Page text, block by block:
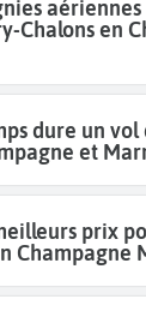
Chalons en
dure un
et
prix
Champagne